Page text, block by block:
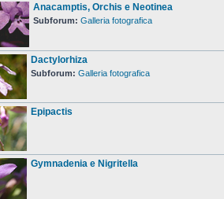
Anacamptis, Orchis e Neotinea
Subforum: Galleria fotografica
Dactylorhiza
Subforum: Galleria fotografica
Epipactis
Gymnadenia e Nigritella